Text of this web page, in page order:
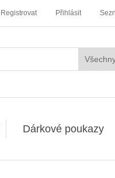
Registrovat Přihlásit
Dárkové poukazy